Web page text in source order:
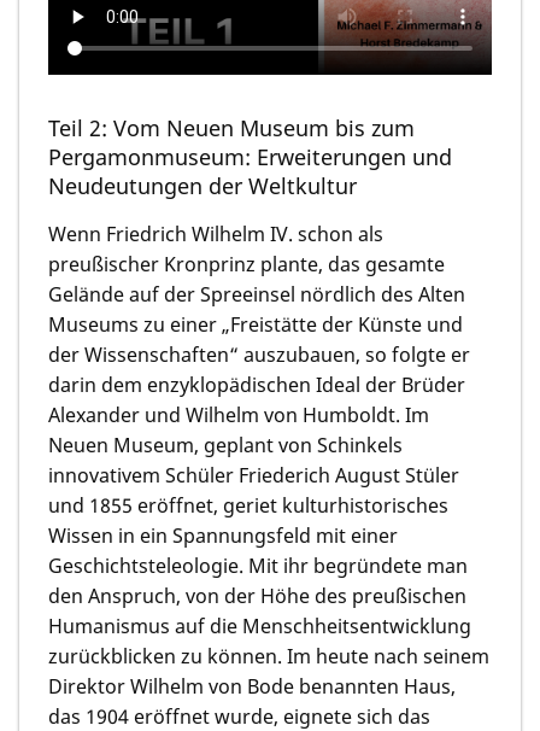
Teil 2: Vom Neuen Museum bis zum
Pergamonmuseum: Erweiterungen und
Neudeutungen der Weltkultur
Wenn Friedrich Wilhelm IV. schon als
preußischer Kronprinz plante, das gesamte
Gelände auf der Spreeinsel nördlich des Alten
Museums zu einer „Freistätte der Künste und
der Wissenschaften“ auszubauen, so folgte er
darin dem enzyklopädischen Ideal der Brüder
Alexander und Wilhelm von Humboldt. Im
Neuen Museum, geplant von Schinkels
innovativem Schüler Friederich August Stüler
und 1855 eröffnet, geriet kulturhistorisches
Wissen in ein Spannungsfeld mit einer
Geschichtsteleologie. Mit ihr begründete man
den Anspruch, von der Höhe des preußischen
Humanismus auf die Menschheitsentwicklung
zurückblicken zu können. Im heute nach seinem
Direktor Wilhelm von Bode benannten Haus,
das 1904 eröffnet wurde, eignete sich das